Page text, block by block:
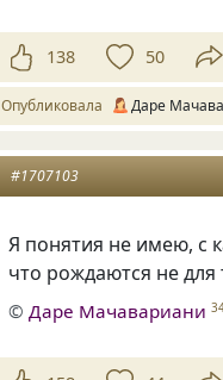
138 50
Опубликовала Даре
#1707103
Я понятия не имею, с
что рождаются не для
©Даре Мачавариани